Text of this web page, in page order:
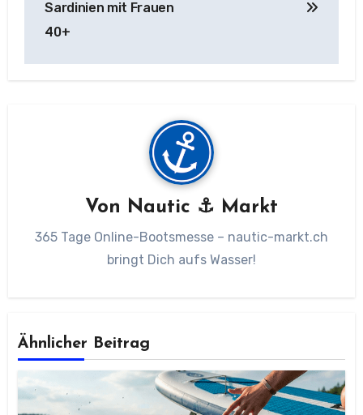
Sardinien mit Frauen
40+
Von Nautic ⚓ Markt
365 Tage Online-Bootsmesse – nautic-markt.ch
bringt Dich aufs Wasser!
Ähnlicher Beitrag